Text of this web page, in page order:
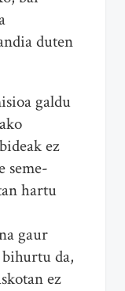
duten
galdu
ez
seme-
hartu
gaur
da,
ez